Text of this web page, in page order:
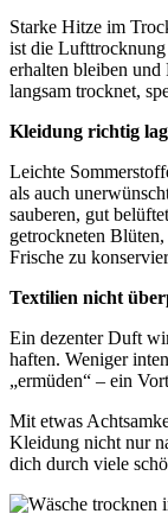
Starke Hitze im
ist die
erhalten bleiben
langsam trocknet,
Kleidung richtig
Leichte
als auch
sauberen, gut
getrockneten
Frische zu
Textilien nicht
Ein dezenter Duft
haften. Weniger
„ermüden“ – ein
Mit etwas
Kleidung nicht nur
dich durch viele